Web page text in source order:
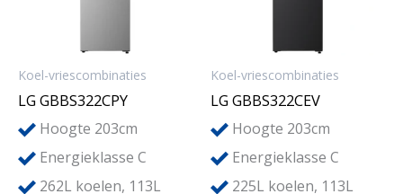
Koel-vriescombinaties
LG GBBS322CPY
Hoogte 203cm
Energieklasse C
262L koelen, 113L
Koel-vriescombinaties
LG GBBS322CEV
Hoogte 203cm
Energieklasse C
225L koelen, 113L